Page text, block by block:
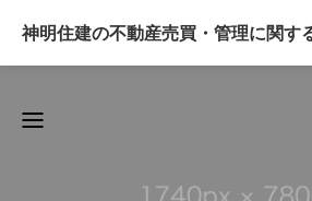
神明住建の不動産売買・管理に関す